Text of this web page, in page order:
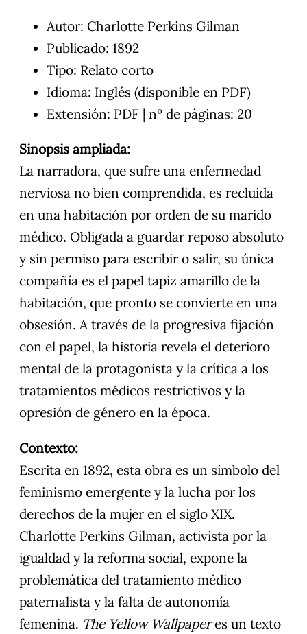
Autor: Charlotte Perkins Gilman
Publicado: 1892
Tipo: Relato corto
Idioma: Inglés (disponible en PDF)
Extensión: PDF | nº de páginas: 20
Sinopsis ampliada:
La narradora, que sufre una enfermedad
nerviosa no bien comprendida, es recluida
en una habitación por orden de su marido
médico. Obligada a guardar reposo absoluto
y sin permiso para escribir o salir, su única
compañía es el papel tapiz amarillo de la
habitación, que pronto se convierte en una
obsesión. A través de la progresiva fijación
con el papel, la historia revela el deterioro
mental de la protagonista y la crítica a los
tratamientos médicos restrictivos y la
opresión de género en la época.
Contexto:
Escrita en 1892, esta obra es un símbolo del
feminismo emergente y la lucha por los
derechos de la mujer en el siglo XIX.
Charlotte Perkins Gilman, activista por la
igualdad y la reforma social, expone la
problemática del tratamiento médico
paternalista y la falta de autonomía
femenina. The Yellow Wallpaperes un texto